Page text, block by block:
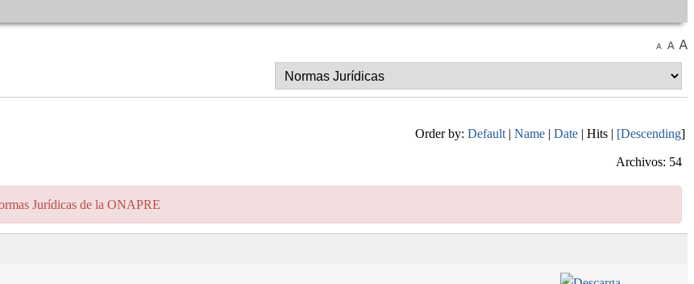
Order by: Default | Name | Date | Hits | [Descending]
Archivos: 54
Jurídicas de la ONAPRE